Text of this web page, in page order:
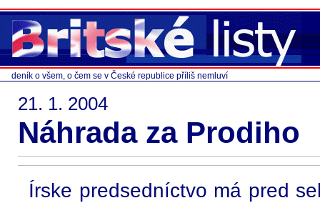
deník o všem, o čem se v České republice příliš nemluví
21. 1. 2004
Náhrada za Prodiho
Írske predsedníctvo má pred